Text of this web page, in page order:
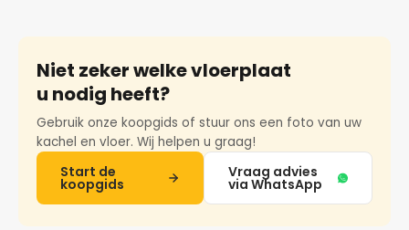
Niet zeker welke vloerplaat
u nodig heeft?
Gebruik onze koopgids of stuur ons een foto van uw
kachel en vloer. Wij helpen u graag!
Start de
koopgids
Vraag advies
via WhatsApp